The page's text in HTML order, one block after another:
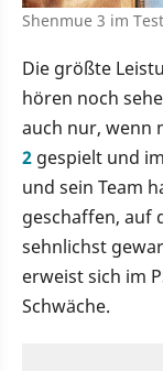
Shenmue 3 im
Die größte
hören noch
auch nur, wenn
2 gespielt und
und sein Team
geschaffen, auf
sehnlichst
erweist sich im
Schwäche.